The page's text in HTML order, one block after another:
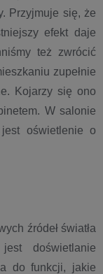
Przyjmuje się, że
efekt daje
też zwrócić
zupełnie
Kojarzy się ono
W salonie
oświetlenie o
źródeł światła
doświetlanie
do funkcji, jakie